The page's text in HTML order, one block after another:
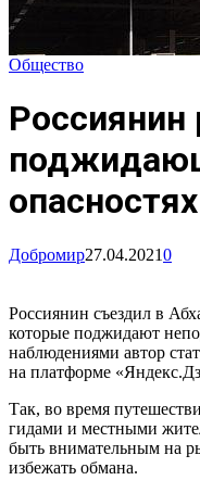
Общество
Россиянин
Добромир27.04.20210
Россиянин съездил в
которые поджидают
наблюдениями автор
на платформе
Так, во время
гидами и местными
быть внимательным на
избежать обмана.